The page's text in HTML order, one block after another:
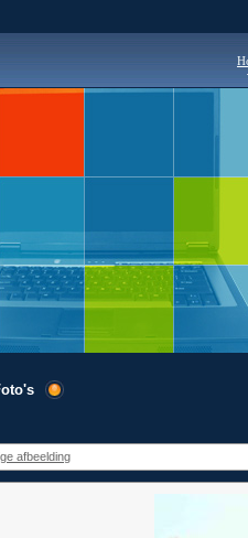
afbeelding